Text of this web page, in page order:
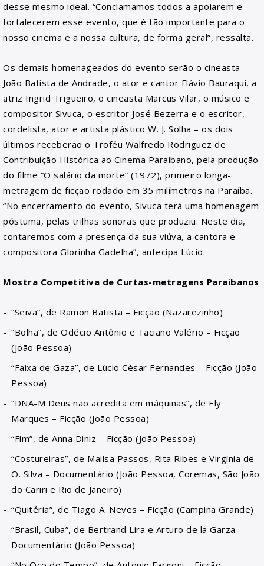
desse mesmo ideal. “Conclamamos todos a apoiarem e
fortalecerem esse evento, que é tão importante para o
nosso cinema e a nossa cultura, de forma geral”, ressalta.
Os demais homenageados do evento serão o cineasta
João Batista de Andrade, o ator e cantor Flávio Bauraqui, a
atriz Ingrid Trigueiro, o cineasta Marcus Vilar, o músico e
compositor Sivuca, o escritor José Bezerra e o escritor,
cordelista, ator e artista plástico W. J. Solha – os dois
últimos receberão o Troféu Walfredo Rodriguez de
Contribuição Histórica ao Cinema Paraibano, pela produção
do filme “O salário da morte” (1972), primeiro longa-
metragem de ficção rodado em 35 milímetros na Paraíba.
“No encerramento do evento, Sivuca terá uma homenagem
póstuma, pelas trilhas sonoras que produziu. Neste dia,
contaremos com a presença da sua viúva, a cantora e
compositora Glorinha Gadelha”, antecipa Lúcio.
Mostra Competitiva de Curtas-metragens Paraibanos
“Seiva”, de Ramon Batista – Ficção (Nazarezinho)
“Bolha”, de Odécio Antônio e Taciano Valério – Ficção
(João Pessoa)
“Faixa de Gaza”, de Lúcio César Fernandes – Ficção (João
Pessoa)
“DNA-M Deus não acredita em máquinas”, de Ely
Marques – Ficção (João Pessoa)
“Fim”, de Anna Diniz – Ficção (João Pessoa)
“Costureiras”, de Mailsa Passos, Rita Ribes e Virgínia de
O. Silva – Documentário (João Pessoa, Coremas, São João
do Cariri e Rio de Janeiro)
“Quitéria”, de Tiago A. Neves – Ficção (Campina Grande)
“Brasil, Cuba”, de Bertrand Lira e Arturo de la Garza –
Documentário (João Pessoa)